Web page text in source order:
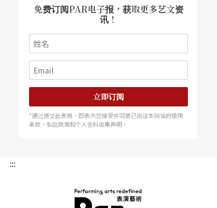
免费订阅PAR电子报，获取更多艺文资
讯！
立即订阅
*通过递交此表格，即表示您接受并同意已阅读本网站的使用
条款，私隐政策和个人资料收集声明。
:::